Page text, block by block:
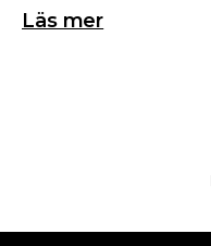
skratt och magi. –
Läs mer